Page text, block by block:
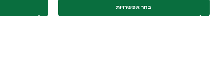
בחר אפשרויות